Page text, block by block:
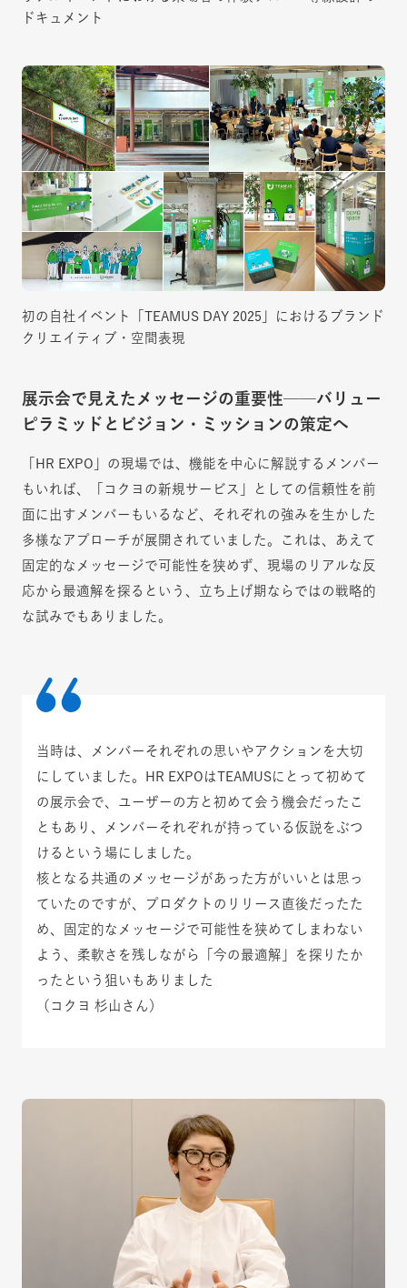
ドキュメント
初の自社イベント「TEAMUS DAY 2025」におけるブランド
クリエイティブ・空間表現
展示会で見えたメッセージの重要性──バリュー
ピラミッドとビジョン・ミッションの策定へ
「HR EXPO」の現場では、機能を中心に解説するメンバー
もいれば、「コクヨの新規サービス」としての信頼性を前
面に出すメンバーもいるなど、それぞれの強みを生かした
多様なアプローチが展開されていました。これは、あえて
固定的なメッセージで可能性を狭めず、現場のリアルな反
応から最適解を探るという、立ち上げ期ならではの戦略的
な試みでもありました。
当時は、メンバーそれぞれの思いやアクションを大切
にしていました。HR EXPOはTEAMUSにとって初めて
の展示会で、ユーザーの方と初めて会う機会だったこ
ともあり、メンバーそれぞれが持っている仮説をぶつ
けるという場にしました。
核となる共通のメッセージがあった方がいいとは思っ
ていたのですが、プロダクトのリリース直後だったた
め、固定的なメッセージで可能性を狭めてしまわない
よう、柔軟さを残しながら「今の最適解」を探りたか
ったという狙いもありました
（コクヨ 杉山さん）